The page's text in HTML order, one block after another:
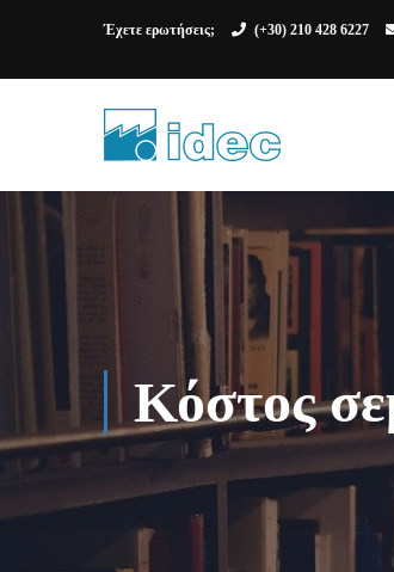
Έχετε ερωτήσεις; (+30) 210 428 6227
Κόστος